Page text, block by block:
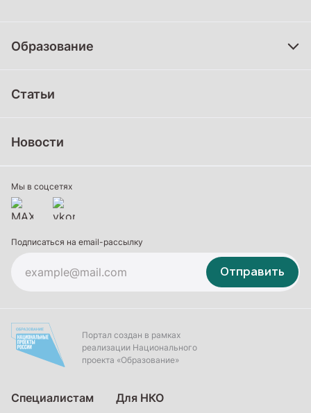
Образование
Дополнительное образование
Статьи
Новости
Мы в соцсетях
Подписаться на email-рассылку
Отправить
Портал создан в рамках
реализации Национального
проекта «Образование»
Специалистам Для НКО